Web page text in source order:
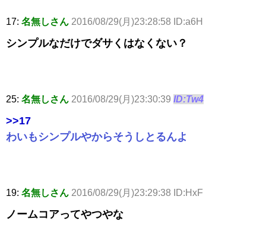
17: 名無しさん 2016/08/29(月)23:28:58 ID:a6H
シンプルなだけでダサくはなくない？
25: 名無しさん 2016/08/29(月)23:30:39 ID:Tw4
>>17
わいもシンプルやからそうしとるんよ
19: 名無しさん 2016/08/29(月)23:29:38 ID:HxF
ノームコアってやつやな